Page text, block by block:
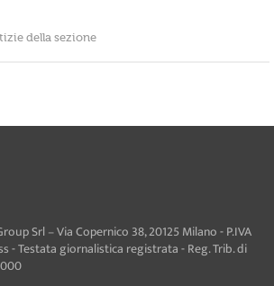
della sezione
Srl – Via Copernico 38, 20125 Milano - P.IVA
- Testata giornalistica registrata - Reg. Trib. di